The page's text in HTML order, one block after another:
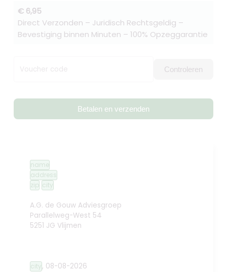
€ 6,95
Direct Verzonden – Juridisch Rechtsgeldig –
Bevestiging binnen Minuten – 100% Opzeggarantie
Voucher code Controleren
Betalen en verzenden
name
address
zip city
A.G. de Gouw Adviesgroep
Parallelweg-West 54
5251 JG Vlijmen
city, 08-08-2026